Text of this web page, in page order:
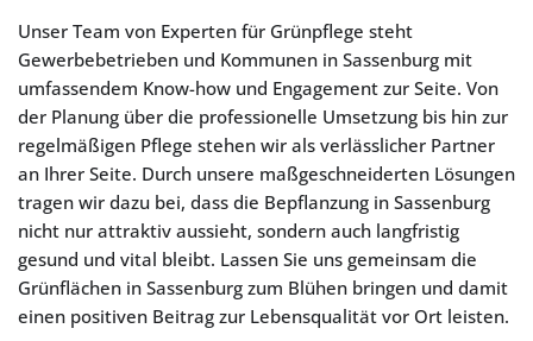
Unser Team von Experten für Grünpflege steht
Gewerbebetrieben und Kommunen in Sassenburg mit
umfassendem Know-how und Engagement zur Seite. Von
der Planung über die professionelle Umsetzung bis hin zur
regelmäßigen Pflege stehen wir als verlässlicher Partner
an Ihrer Seite. Durch unsere maßgeschneiderten Lösungen
tragen wir dazu bei, dass die Bepflanzung in Sassenburg
nicht nur attraktiv aussieht, sondern auch langfristig
gesund und vital bleibt. Lassen Sie uns gemeinsam die
Grünflächen in Sassenburg zum Blühen bringen und damit
einen positiven Beitrag zur Lebensqualität vor Ort leisten.